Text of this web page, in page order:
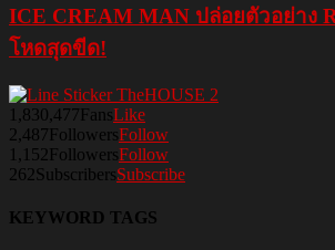
ICE CREAM MAN ปล่อยตัวอย่าง
โหดสุดขีด!
1,830,477FansLike
2,487FollowersFollow
1,152FollowersFollow
262SubscribersSubscribe
KEYWORD TAGS